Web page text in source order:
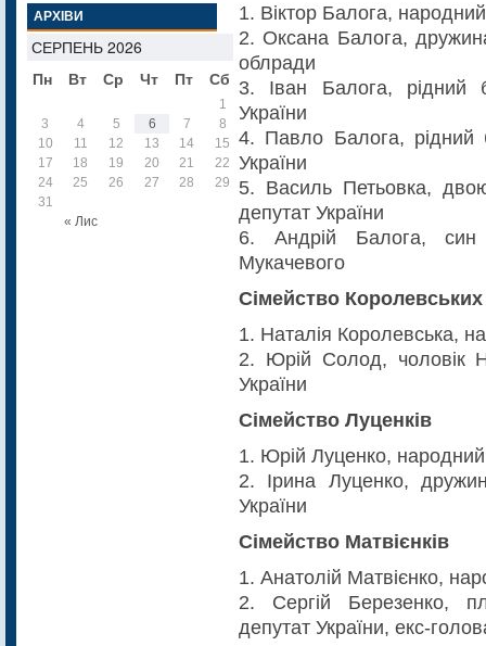
АРХІВИ
СЕРПЕНЬ 2026
Пн
Вт Ср Чт Пт Сб Нд
« Лис
1
3
4 5 6 7 8
9
10
11 12 13 14 15
16
17
18 19 20 21 22
23
24
25 26 27 28 29
31
1. Віктор Балога,
2. Оксана Балога,
облради
3. Іван Балога, рідний
України
4. Павло Балога, рідний
України
5. Василь Петьовка,
депутат України
6. Андрій Балога,
Мукачевого
Сімейство Королевських
1. Наталія Королевська,
2. Юрій Солод, чоловік
України
Сімейство Луценків
1. Юрій Луценко, народний
2. Ірина Луценко,
України
Сімейство Матвієнків
1. Анатолій Матвієнко,
2. Сергій Березенко,
депутат України, екс-